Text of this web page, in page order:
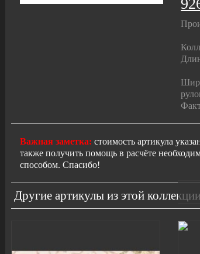
Важная заметка: стоимость артикула
также получить помощь в расчёте
способом. Спасибо!
Другие артикулы из этой